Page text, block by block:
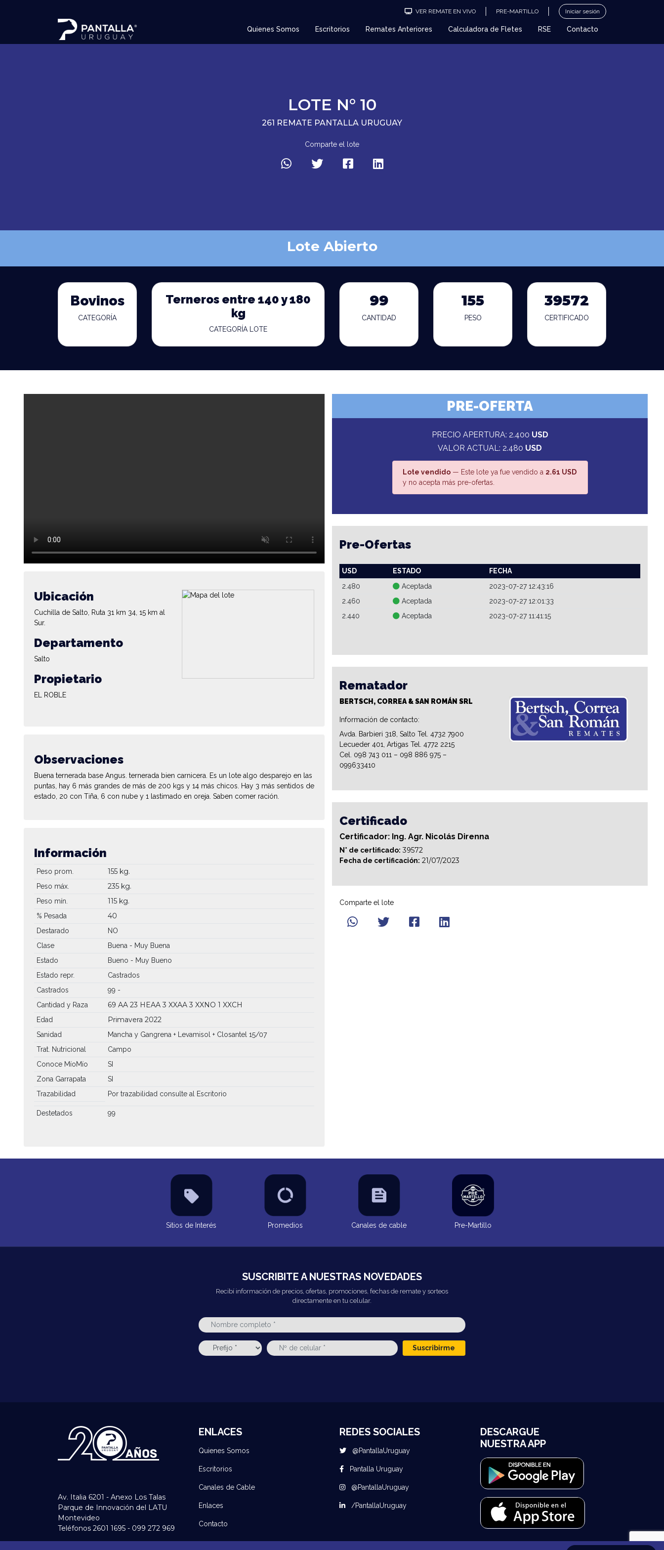
VER REMATE EN VIVO PRE-MARTILLO Iniciar sesión
Quienes Somos Escritorios Remates Anteriores Calculadora de Fletes RSE Contacto
LOTE N° 10
261 REMATE PANTALLA URUGUAY
Comparte el lote
Lote Abierto
Bovinos
CATEGORÍA
Terneros entre 140 y 180
kg
CATEGORÍA LOTE
99
CANTIDAD
155
PESO
39572
CERTIFICADO
Ubicación
Cuchilla de Salto, Ruta 31 km 34, 15 km al
Sur.
Departamento
Salto
Propietario
EL ROBLE
Observaciones
Buena ternerada base Angus. ternerada bien carnicera. Es un lote algo desparejo en las
puntas, hay 6 más grandes de más de 200 kgs y 14 más chicos. Hay 3 más sentidos de
estado, 20 con Tiña, 6 con nube y 1 lastimado en oreja. Saben comer ración.
Información
Peso prom. 155 kg.
Peso máx. 235 kg.
Peso mín. 115 kg.
% Pesada 40
Destarado
NO
Clase
Buena - Muy Buena
Estado
Bueno - Muy Bueno
Estado repr.
Castrados
Castrados
99 -
Cantidad y Raza
69 AA 23 HEAA3 XXAA3 XXNO 1 XXCH
Edad Primavera 2022
Sanidad
Mancha y Gangrena + Levamisol + Closantel 15/07
Trat. Nutricional
Campo
Conoce MíoMío
SI
Zona Garrapata
SI
Trazabilidad
Por trazabilidad consulte al Escritorio
Destetados 99
PRE-OFERTA
PRECIO APERTURA: 2.400 USD
VALOR ACTUAL: 2.480 USD
Lote vendido— Este lote ya fue vendido a 2.61 USD
y no acepta más pre-ofertas.
Pre-Ofertas
USD ESTADO
FECHA
2.480
Aceptada
2023-07-27 12:43:16
2.460
Aceptada
2023-07-27 12:01:33
2.440
Aceptada 2023-07-27 11:41:15
Rematador
BERTSCH, CORREA & SAN ROMÁN SRL
Información de contacto:
Avda. Barbieri 318, Salto Tel. 4732 7900
Lecueder 401, Artigas Tel. 4772 2215
Cel. 098 743 011 – 098 886 975 –
099633410
Certificado
Certificador: Ing. Agr. Nicolás Direnna
N° de certificado: 39572
Fecha de certificación: 21/07/2023
Comparte el lote
Sitios de Interés Promedios Canales de cable Pre-Martillo
SUSCRIBITE A NUESTRAS NOVEDADES
Recibí información de precios, ofertas, promociones, fechas de remate y sorteos
directamente en tu celular.
Suscribirme
Av. Italia 6201 - Anexo Los Talas
Parque de Innovación del LATU
Montevideo
Teléfonos 2601 1695 - 099 272 969
ENLACES
Quienes Somos
Escritorios
Canales de Cable
Enlaces
Contacto
REDES SOCIALES
@PantallaUruguay
Pantalla Uruguay
@PantallaUruguay
/PantallaUruguay
DESCARGUE
NUESTRA APP